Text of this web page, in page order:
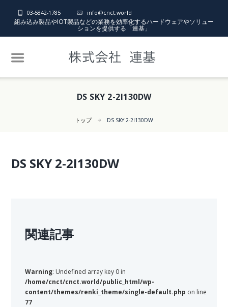
03-5842-1785 info@cnct.world
組み込み製品やIOT製品などの業務を効率化するハードウェアやソリュー
ションを提供する「連基」
DS SKY 2-2I130DW
トップ DS SKY 2-2I130DW
DS SKY 2-2I130DW
関連記事
Warning: Undefined array key 0 in
/home/cnct/cnct.world/public_html/wp-
content/themes/renki_theme/single-default.php on line
77